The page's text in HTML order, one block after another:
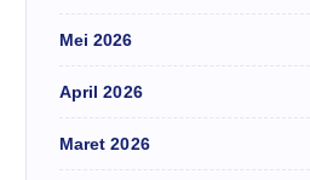
Mei 2026
April 2026
Maret 2026